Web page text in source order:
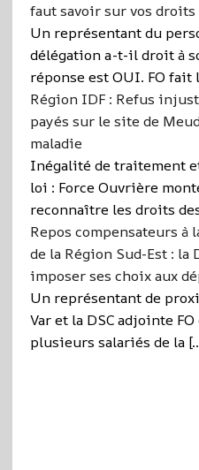
faut savoir sur vos droits
Un représentant du
délégation a-t-il droit à
réponse est OUI. FO fait
Région IDF : Refus
payés sur le site de
maladie
Inégalité de traitement
loi : Force Ouvrière
reconnaître les droits
Repos compensateurs à
de la Région Sud-Est :
imposer ses choix aux
Un représentant de
Var et la DSC adjointe
plusieurs salariés de la